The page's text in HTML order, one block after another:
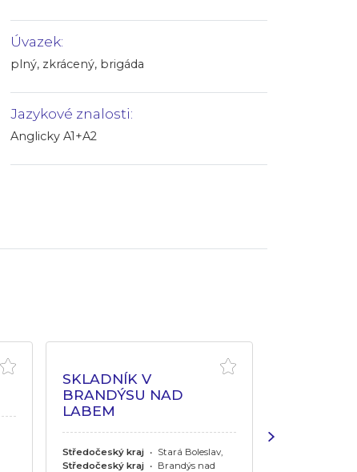
Úvazek:
plný, zkrácený, brigáda
Jazykové znalosti:
Anglicky A1+A2
SKLADNÍK V
BRANDÝSU NAD
LABEM
Středočeský kraj • Stará Boleslav,
Středočeský kraj • Brandýs nad